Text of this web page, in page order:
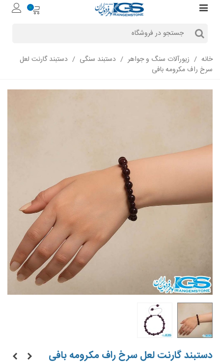
0
خانه / زیورآلات سنگ و جواهر / دستبند سنگی / دستبند گارنت لعل
سرخ راف مکرومه بافی
دستبند گارنت لعل سرخ راف مکرومه بافی